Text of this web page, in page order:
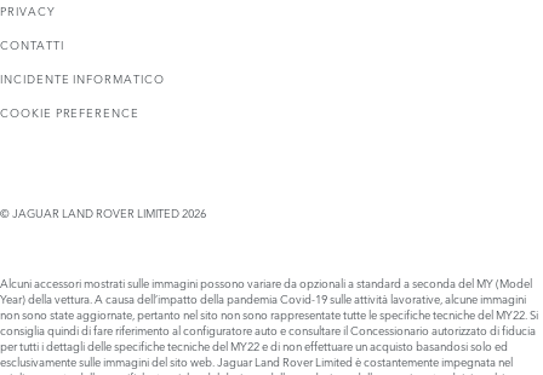
PRIVACY
CONTATTI
INCIDENTE INFORMATICO
COOKIE PREFERENCE
© JAGUAR LAND ROVER LIMITED 2026
Alcuni accessori mostrati sulle immagini possono variare da opzionali a standard a seconda del MY (Model
Year) della vettura. A causa dell’impatto della pandemia Covid-19 sulle attività lavorative, alcune immagini
non sono state aggiornate, pertanto nel sito non sono rappresentate tutte le specifiche tecniche del MY22. Si
consiglia quindi di fare riferimento al configuratore auto e consultare il Concessionario autorizzato di fiducia
per tutti i dettagli delle specifiche tecniche del MY22 e di non effettuare un acquisto basandosi solo ed
esclusivamente sulle immagini del sito web. Jaguar Land Rover Limited è costantemente impegnata nel